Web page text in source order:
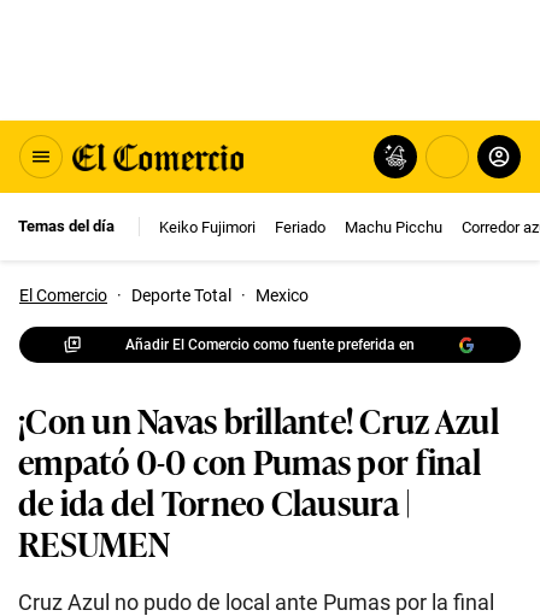
Temas del día Keiko Fujimori Feriado Machu Picchu Corredor
El Comercio · Deporte Total · Mexico
Añadir El Comercio como fuente preferida en
¡Con un Navas brillante! Cruz Azul
empató 0-0 con Pumas por final
de ida del Torneo Clausura |
RESUMEN
Cruz Azul no pudo de local ante Pumas por la final